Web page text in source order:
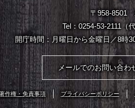
〒958-8501
Tel：0254-53-2111（
開庁時間：月曜日から金曜日／8時
メールでのお問い合わ
作権・免責事項 プライバシーポリシー